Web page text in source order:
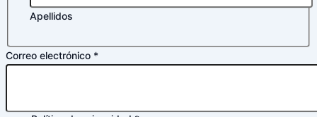
Apellidos
privacidad
Correo electrónico *